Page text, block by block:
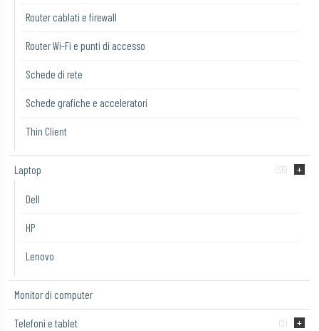
Router cablati e firewall
Router Wi-Fi e punti di accesso
Schede di rete
Schede grafiche e acceleratori
Thin Client
Laptop (55)
Dell
HP
Lenovo
Monitor di computer
Telefoni e tablet (2)